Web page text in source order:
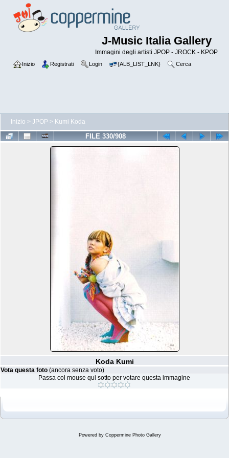
J-Music Italia Gallery
Immagini degli artisti JPOP - JROCK - KPOP
Inizio Registrati Login {ALB_LIST_LNK} Cerca
Inizio > JPOP > Kumi Koda
FILE 330/908
Koda Kumi
Vota questa foto (ancora senza voto)
Passa col mouse qui sotto per votare questa immagine
Powered by Coppermine Photo Gallery